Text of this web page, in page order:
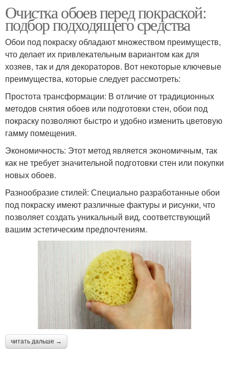
Очистка обоев перед покраской:
подбор подходящего средства
Обои под покраску обладают множеством преимуществ,
что делает их привлекательным вариантом как для
хозяев, так и для декораторов. Вот некоторые ключевые
преимущества, которые следует рассмотреть:
Простота трансформации: В отличие от традиционных
методов снятия обоев или подготовки стен, обои под
покраску позволяют быстро и удобно изменить цветовую
гамму помещения.
Экономичность: Этот метод является экономичным, так
как не требует значительной подготовки стен или покупки
новых обоев.
Разнообразие стилей: Специально разработанные обои
под покраску имеют различные фактуры и рисунки, что
позволяет создать уникальный вид, соответствующий
вашим эстетическим предпочтениям.
читать дальше →